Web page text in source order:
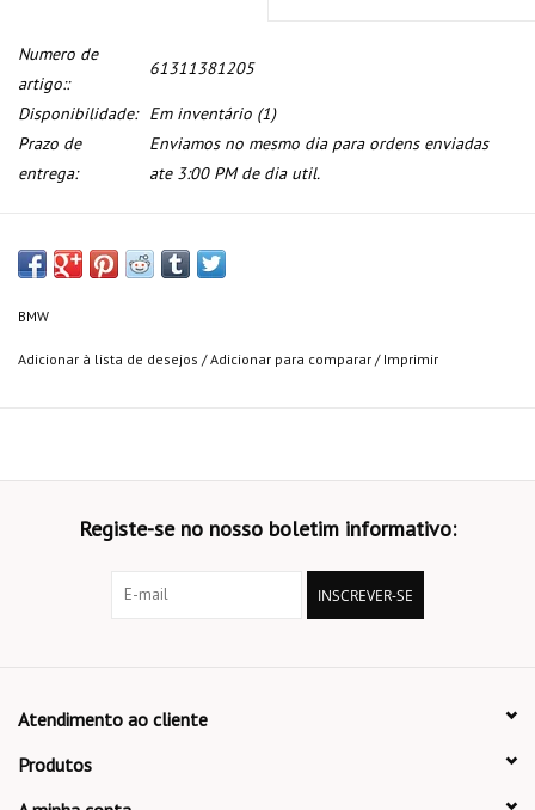
Numero de
artigo::
61311381205
Disponibilidade: Em inventário (1)
Prazo de
entrega:
Enviamos no mesmo dia para ordens enviadas
ate 3:00 PM de dia util.
BMW
Adicionar à lista de desejos /Adicionar para comparar / Imprimir
Registe-se no nosso boletim informativo:
INSCREVER-SE
Atendimento ao cliente
Produtos